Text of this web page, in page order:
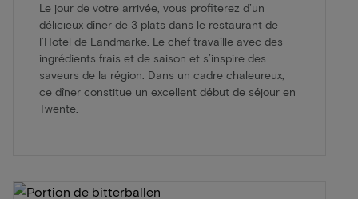
Le jour de votre arrivée, vous profiterez d’un
délicieux dîner de 3 plats dans le restaurant de
l’Hotel de Landmarke. Le chef travaille avec des
ingrédients frais et de saison et s’inspire des
saveurs de la région. Dans un cadre chaleureux,
ce dîner constitue un excellent début de séjour en
Twente.